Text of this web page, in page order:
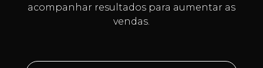
acompanhar resultados para aumentar as
vendas.